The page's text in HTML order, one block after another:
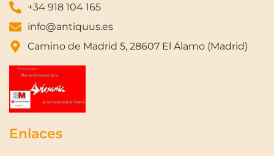
+34 918 104 165
info@antiquus.es
Camino de Madrid 5, 28607 El Álamo (Madrid)
Enlaces